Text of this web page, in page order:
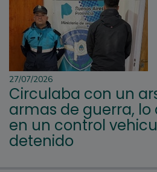
27/07/2026
Circulaba con un
armas de guerra, lo
en un control
detenido